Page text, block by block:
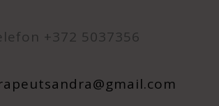
+372 5037356